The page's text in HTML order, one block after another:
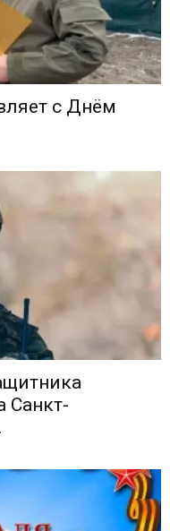
с Днём
Санкт-